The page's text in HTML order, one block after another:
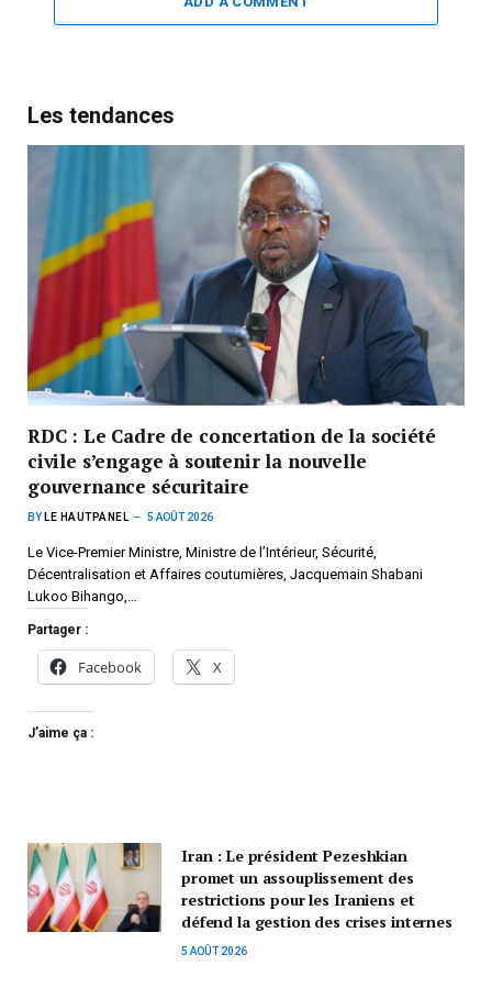
Les tendances
RDC : Le Cadre de concertation de la société
civile s’engage à soutenir la nouvelle
gouvernance sécuritaire
BY LE HAUTPANEL 5 AOÛT 2026
Le Vice-Premier Ministre, Ministre de l’Intérieur, Sécurité,
Décentralisation et Affaires coutumières, Jacquemain Shabani
Lukoo Bihango,…
Partager :
Facebook X
J’aime ça :
Iran : Le président Pezeshkian
promet un assouplissement des
restrictions pour les Iraniens et
défend la gestion des crises internes
5 AOÛT 2026